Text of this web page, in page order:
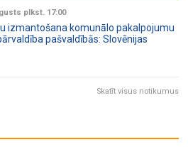
plkst. 17:00
izmantošana komunālo pakalpojumu
pašvaldībās: Slovēnijas
Skatīt visus notikumus